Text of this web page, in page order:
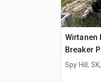
Wirtanen
Breaker
Spy Hill,